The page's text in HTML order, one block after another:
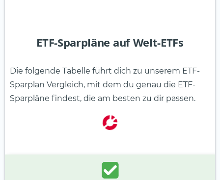
ETF-Sparpläne auf Welt-ETFs
Die folgende Tabelle führt dich zu unserem ETF-
Sparplan Vergleich, mit dem du genau die ETF-
Sparpläne findest, die am besten zu dir passen.